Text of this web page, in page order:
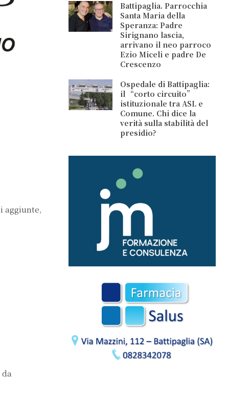
aggiunte,
Battipaglia. Parrocchia
Santa Maria della
Speranza: Padre
Sirignano lascia,
arrivano il neo parroco
Ezio Miceli e padre De
Crescenzo
Ospedale di Battipaglia:
il “corto circuito”
istituzionale tra ASL e
Comune. Chi dice la
verità sulla stabilità del
presidio?